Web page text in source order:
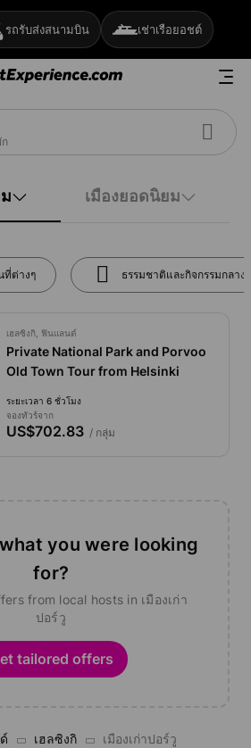
รถรับส่งสนามบิน เช่าเรือยอชต์
ก
เมืองยอดนิยม
ที่ต่างๆ ธรรมชาติและกิจกรรมกลาง
เฮลซิงกิ, ฟินแลนด์
Private National Park and Porvoo
Old Town Tour from Helsinki
ระยะเวลา 6 ชั่วโมง
จองทัวร์จาก
US$702.83/ กลุ่ม
you were looking
for?
from local hosts in เมืองเก่า
ปอร์วู
tailored offers
เฮลซิงกิ เมืองเก่าปอร์วู